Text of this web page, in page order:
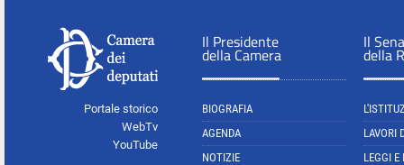
Portale storico
WebTv
YouTube
Il Presidente
della Camera
BIOGRAFIA
AGENDA
NOTIZIE
Il
della
LAVORI
LEGGI E